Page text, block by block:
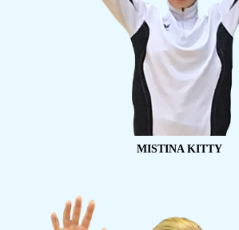
MISTINA KITTY